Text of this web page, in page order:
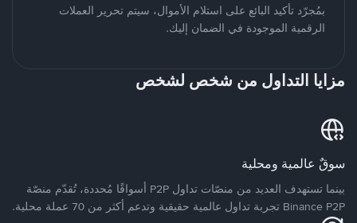
بمُجرّد تأكيد البائع على استلام الأموال، سيتم تحرير العملات
الرقمية الموجودة في الضمان إليك.
مزايا التداول من شخص لشخص
سوقٌ عالمية ومحلية
بينما تستهدف العديد من منصّات تداول P2P أسواقًا مُحددة، تُقدّم منصّة
Binance P2P تجربة تداول عالمية حقيقية وتدعم أكثر من 70 عملة محلية.